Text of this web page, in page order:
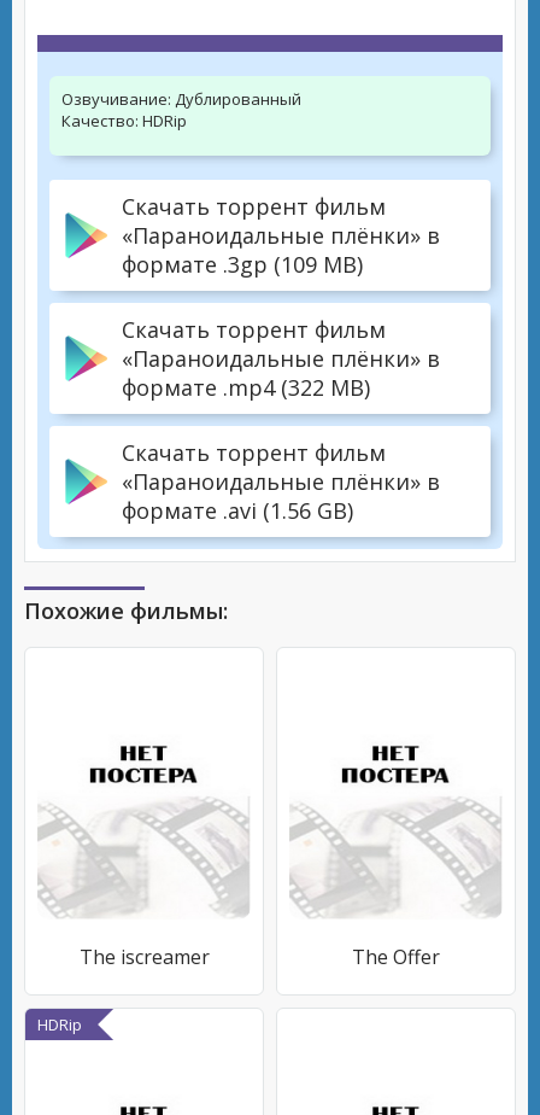
Озвучивание: Дублированный
Качество: HDRip
Скачать торрент фильм
«Параноидальные плёнки» в
формате .3gp (109 MB)
Скачать торрент фильм
«Параноидальные плёнки» в
формате .mp4 (322 MB)
Скачать торрент фильм
«Параноидальные плёнки» в
формате .avi (1.56 GB)
Похожие фильмы:
The iscreamer The Offer
HDRip